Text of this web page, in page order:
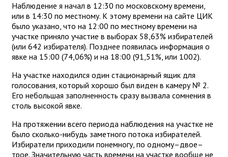
Наблюдение я начал в 12:30 по московскому времени,
или в 14:30 по местному. К этому времени на сайте ЦИК
было указано, что на 12:00 по местному времени на
участке приняло участие в выборах 58,63% избирателей
(или 642 избирателя). Позднее появилась информация о
явке на 15:00 (74,06%) и на 18:00 (91,51%, или 1002).
На участке находился один стационарный ящик для
голосования, который хорошо был виден в камеру № 2.
Его небольшая заполненность сразу вызвала сомнения в
столь высокой явке.
На протяжении всего периода наблюдения на участке не
было сколько-нибудь заметного потока избирателей.
Избиратели приходили понемногу, по одному–двое–
трое. Значительную часть времени на участке вообще не